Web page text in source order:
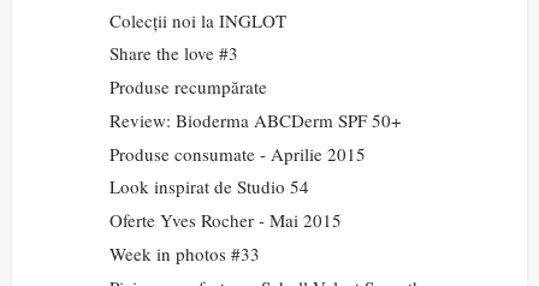
Colecții noi la INGLOT
Share the love #3
Produse recumpărate
Review: Bioderma ABCDerm SPF 50+
Produse consumate - Aprilie 2015
Look inspirat de Studio 54
Oferte Yves Rocher - Mai 2015
Week in photos #33